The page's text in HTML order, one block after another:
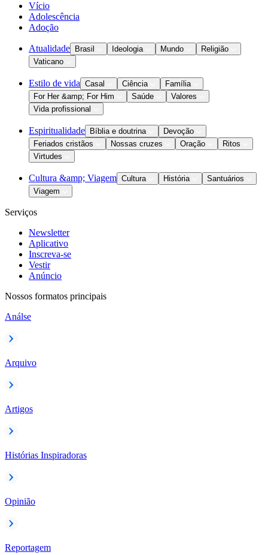
Vício
Adolescência
Adoção
Atualidade Brasil Ideologia Mundo
Religião
Vaticano
Estilo de vida Casal Ciência
Família
For Her &amp; For Him
Saúde
Valores
Vida profissional
Espiritualidade Bíblia e doutrina
Devoção
Feriados cristãos
Nossas cruzes Oração
Ritos
Virtudes
Cultura &amp; Viagem Cultura História
Santuários
Viagem
Serviços
Newsletter
Aplicativo
Inscreva-se
Vestir
Anúncio
Nossos formatos principais
Análse
Arquivo
Artigos
Histórias Inspiradoras
Opinião
Reportagem